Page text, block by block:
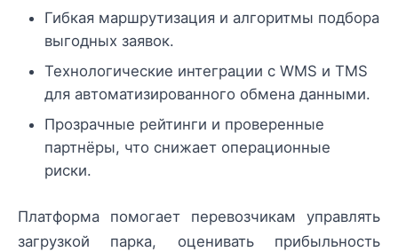
Гибкая маршрутизация и алгоритмы подбора
выгодных заявок.
Технологические интеграции с WMS и TMS
для автоматизированного обмена данными.
Прозрачные рейтинги и проверенные
партнёры, что снижает операционные
риски.
Платформа помогает перевозчикам управлять
загрузкой парка, оценивать прибыльность